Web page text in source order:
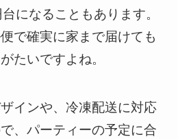
になることもあります。
で確実に家まで届けても
たいですよね。
インや、冷凍配送に対応
、パーティーの予定に合